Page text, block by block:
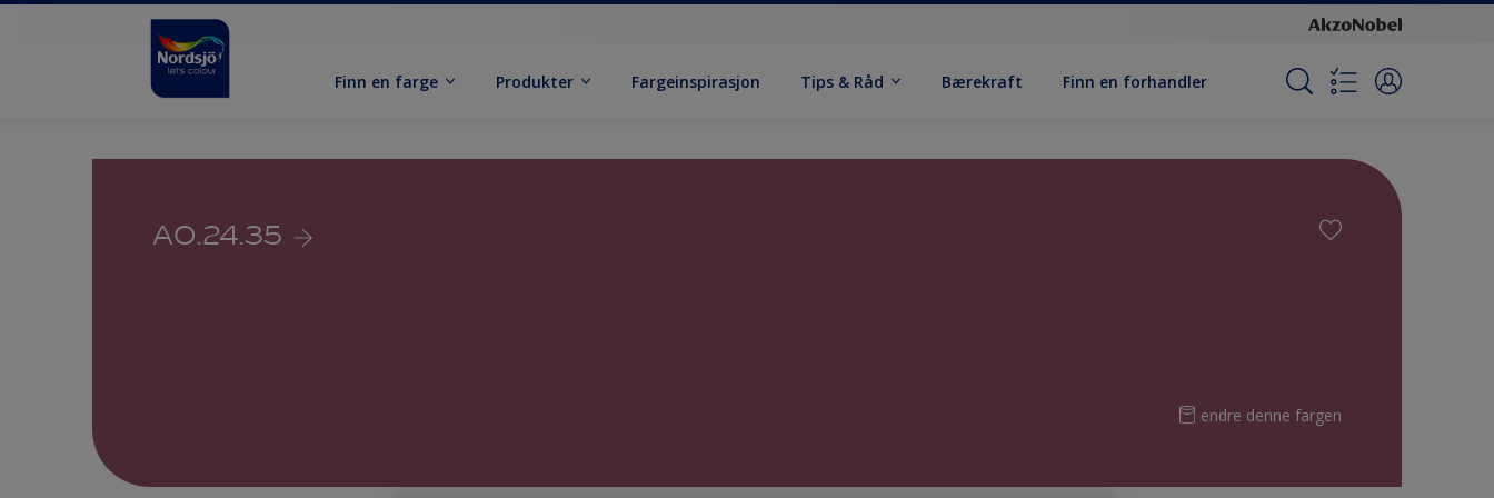
Finn en farge Produkter Fargeinspirasjon Tips & Råd Bærekraft Finn en forhandler
A0.24.35
endre denne fargen